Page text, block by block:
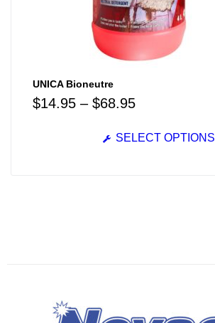
UNICA Bioneutre
$14.95 – $68.95
SELECT OPTIONS